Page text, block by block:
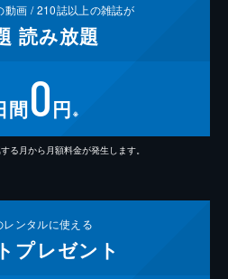
動画 /210誌以上の雑誌が
読み放題
間0円 ※
る月から月額料金が発生します。
レンタルに使える
プレゼント